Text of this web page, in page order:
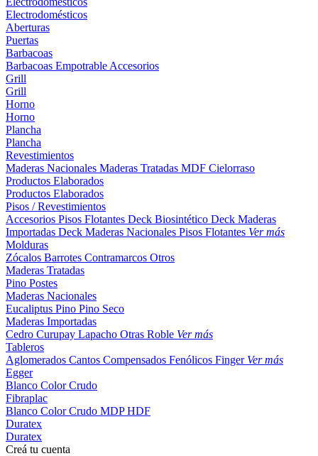
Electrodomésticos
Aberturas
Puertas
Barbacoas
Barbacoas Empotrable Accesorios
Grill
Grill
Horno
Horno
Plancha
Plancha
Revestimientos
Maderas Nacionales Maderas Tratadas MDF Cielorraso
Productos Elaborados
Productos Elaborados
Pisos / Revestimientos
Accesorios Pisos Flotantes Deck Biosintético Deck Maderas
Importadas Deck Maderas Nacionales Pisos Flotantes Ver más
Molduras
Zócalos Barrotes Contramarcos Otros
Maderas Tratadas
Pino Postes
Maderas Nacionales
Eucaliptus Pino Pino Seco
Maderas Importadas
Cedro Curupay Lapacho Otras Roble Ver más
Tableros
Aglomerados Cantos Compensados Fenólicos Finger Ver más
Egger
Blanco ColorCrudo
Fibraplac
Blanco ColorCrudo MDPHDF
Duratex
Duratex
Creá tu cuenta